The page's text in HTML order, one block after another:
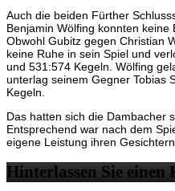
Auch die beiden Fürther
Benjamin Wölfing konnten keine
Obwohl Gubitz gegen Christian
keine Ruhe in sein Spiel und
und 531:574 Kegeln. Wölfing
unterlag seinem Gegner Tobias
Kegeln.
Das hatten sich die Dambacher
Entsprechend war nach dem
eigene Leistung ihren
Hinterlassen Sie einen